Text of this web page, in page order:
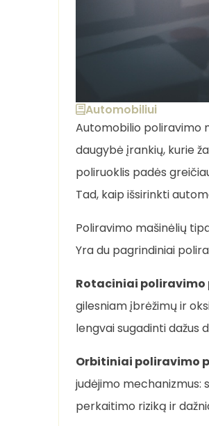
Automobiliui
Automobilio poliravimo
daugybė įrankių, kurie
poliruoklis padės
Tad, kaip išsirinkti
Poliravimo mašinėlių
Yra du pagrindiniai
Rotaciniai
gilesniam įbrėžimų ir
lengvai sugadinti dažus
Orbitiniai poliravimo
judėjimo mechanizmus:
perkaitimo riziką ir